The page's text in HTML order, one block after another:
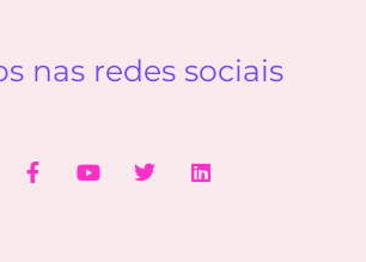
nas redes sociais